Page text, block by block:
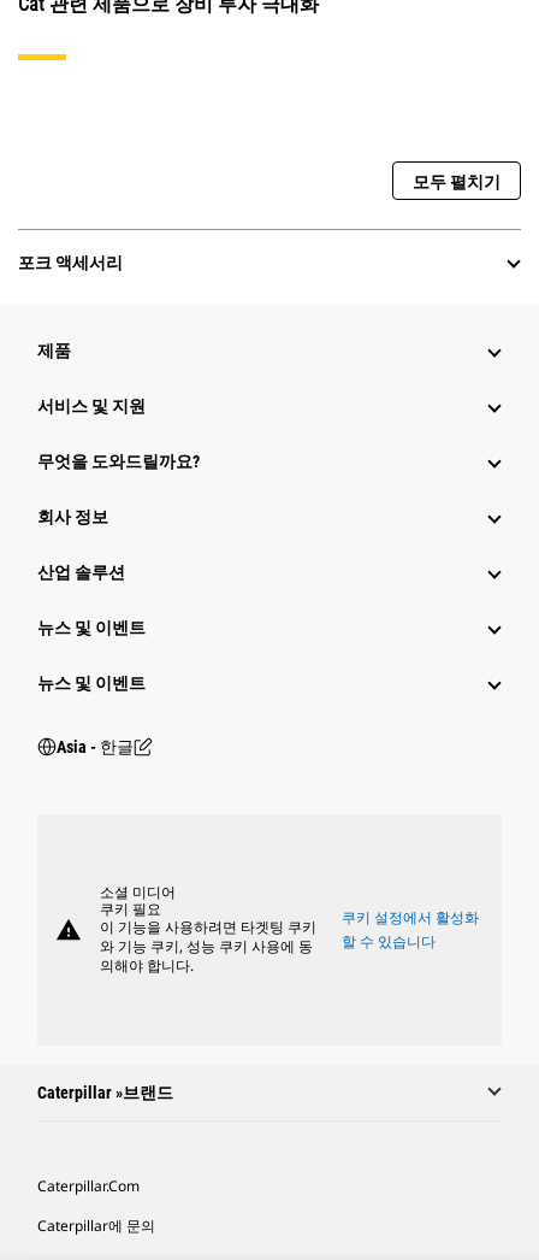
모두 펼치기
포크 액세서리
제품
서비스 및 지원
무엇을 도와드릴까요?
회사 정보
산업 솔루션
뉴스 및 이벤트
뉴스 및 이벤트
Asia - 한글
warning
소셜 미디어
쿠키 필요
이 기능을 사용하려면 타겟팅 쿠키
와 기능 쿠키, 성능 쿠키 사용에 동
의해야 합니다.
쿠키 설정에서 활성화
할 수 있습니다
Caterpillar »브랜드
Caterpillar.com
Caterpillar에 문의